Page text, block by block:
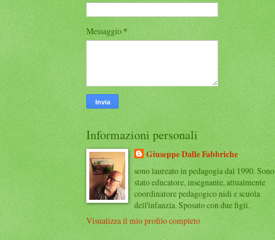
Messaggio*
Informazioni personali
Giuseppe Dalle Fabbriche
sono laureato in pedagogia dal 1990. Sono
stato educatore, insegnante, attualmente
coordinatore pedagogico nidi e scuola
dell'infanzia. Sposato con due figli.
Visualizza il mio profilo completo